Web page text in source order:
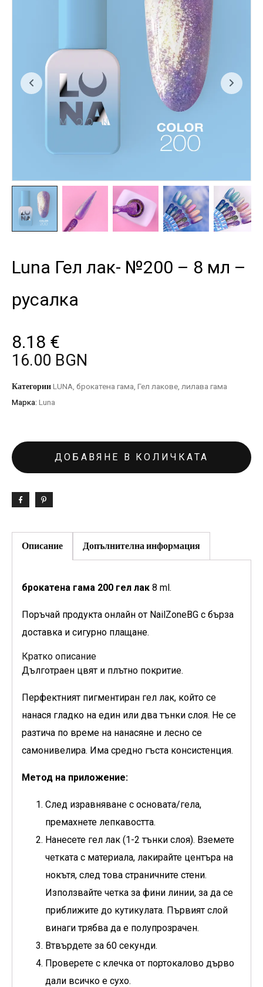
Luna Гел лак- №200 – 8 мл –
русалка
8.18 €
16.00 BGN
КатегорииLUNA брокатена гама Гел лакове лилава гама
Марка: Luna
ДОБАВЯНЕ В КОЛИЧКАТА
Описание Допълнителна информация
брокатена гама 200 гел лак 8 ml.
Поръчай продукта онлайн от NailZoneBG с бърза
доставка и сигурно плащане.
Кратко описание
Дълготраен цвят и плътно покритие.
Перфектният пигментиран гел лак, който се
нанася гладко на един или два тънки слоя. Не се
разтича по време на нанасяне и лесно се
самонивелира. Има средно гъста консистенция.
Метод на приложение:
След изравняване с основата/гела,
премахнете лепкавостта.
Нанесете гел лак (1-2 тънки слоя). Вземете
четката с материала, лакирайте центъра на
нокътя, след това страничните стени.
Използвайте четка за фини линии, за да се
приближите до кутикулата. Първият слой
винаги трябва да е полупрозрачен.
Втвърдете за 60 секунди.
Проверете с клечка от портокалово дърво
дали всичко е сухо.